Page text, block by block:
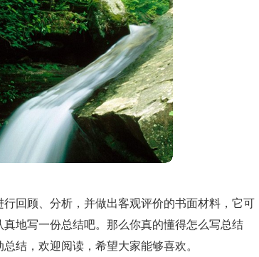
回顾、分析，并做出客观评价的书面材料，它可
地写一份总结吧。那么你真的懂得怎么写总结
结，欢迎阅读，希望大家能够喜欢。